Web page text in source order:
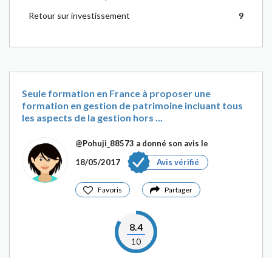
Retour sur investissement
9
Seule formation en France à proposer une
formation en gestion de patrimoine incluant tous
les aspects de la gestion hors ...
@Pohuji_88573 a donné son avis le
18/05/2017
Avis vérifié
Favoris Partager
8.4
10